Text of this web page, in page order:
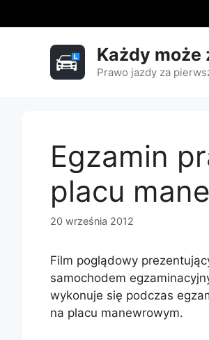
do
Każdy może
Prawo jazdy za
Egzamin
placu
20 września 2012
Film poglądowy
samochodem
wykonuje się podczas
na placu manewrowym.